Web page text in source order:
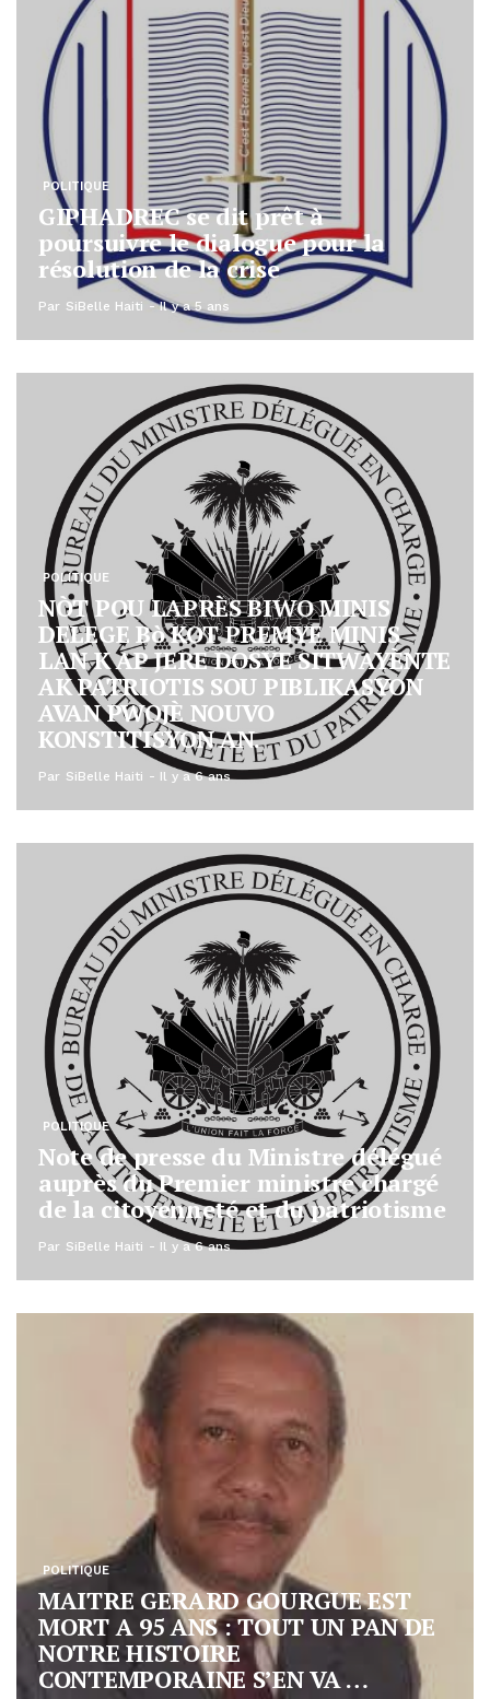
POLITIQUE
GIPHADREC se dit prêt à
poursuivre le dialogue pour la
résolution de la crise
Par SiBelle Haiti Il y a 5 ans
POLITIQUE
NÒT POU LAPRÈS BIWO MINIS
DELEGE Bò KOT PREMYE MINIS
LAN K AP JERE DOSYE SITWAYÈNTE
AK PATRIOTIS SOU PIBLIKASYON
AVAN PWOJÈ NOUVO
KONSTITISYON AN.
Par SiBelle Haiti Il y a 6 ans
POLITIQUE
Note de presse du Ministre délégué
auprès du Premier ministre chargé
de la citoyenneté et du patriotisme
Par SiBelle Haiti Il y a 6 ans
POLITIQUE
MAITRE GERARD GOURGUE EST
MORT A 95 ANS : TOUT UN PAN DE
NOTRE HISTOIRE
CONTEMPORAINE S’EN VA …